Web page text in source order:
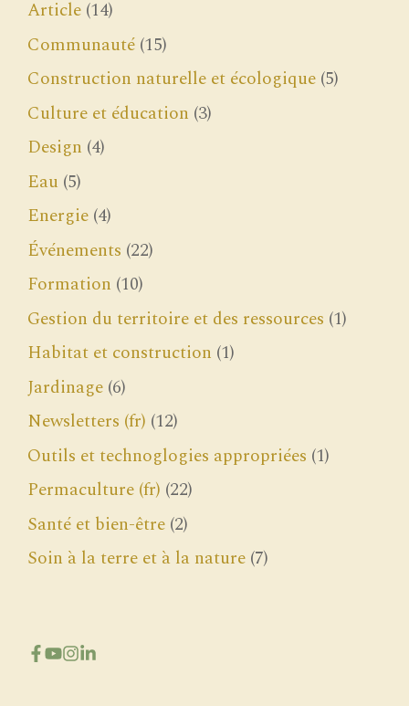
Article (14)
Communauté (15)
Construction naturelle et écologique (5)
Culture et éducation (3)
Design (4)
Eau (5)
Energie (4)
Événements (22)
Formation (10)
Gestion du territoire et des ressources (1)
Habitat et construction (1)
Jardinage (6)
Newsletters (fr) (12)
Outils et technoglogies appropriées (1)
Permaculture (fr) (22)
Santé et bien-être (2)
Soin à la terre et à la nature (7)